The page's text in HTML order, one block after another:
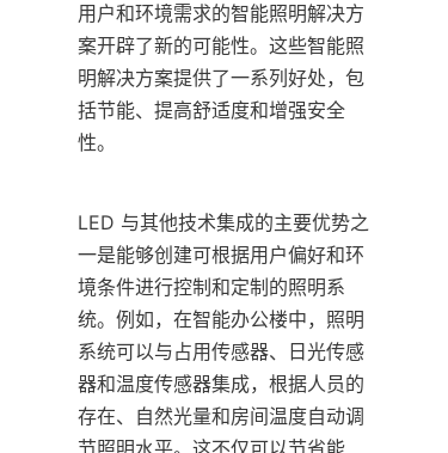
用户和环境需求的智能照明解决方
案开辟了新的可能性。这些智能照
明解决方案提供了一系列好处，包
括节能、提高舒适度和增强安全
性。
LED 与其他技术集成的主要优势之
一是能够创建可根据用户偏好和环
境条件进行控制和定制的照明系
统。例如，在智能办公楼中，照明
系统可以与占用传感器、日光传感
器和温度传感器集成，根据人员的
存在、自然光量和房间温度自动调
节照明水平。这不仅可以节省能